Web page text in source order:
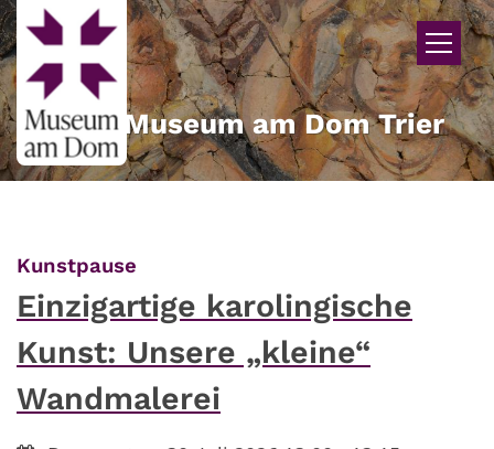
Zum Inhalt springen
Museum am Dom Trier
Kunstpause
Einzigartige karolingische
Kunst: Unsere „kleine“
Wandmalerei